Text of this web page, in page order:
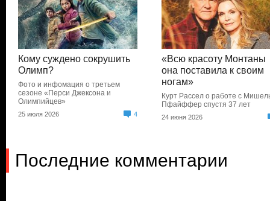
Кому суждено сокрушить
Олимп?
Фото и инфомация о третьем
сезоне «Перси Джексона и
Олимпийцев»
25 июля 2026 4
«Всю красоту Монтаны
она поставила к своим
ногам»
Курт Рассел о работе с
Пфайффер спустя 37 лет
24 июня 2026
Последние комментарии